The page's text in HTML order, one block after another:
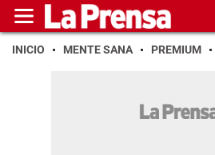
INICIO MENTE SANA PREMIUM